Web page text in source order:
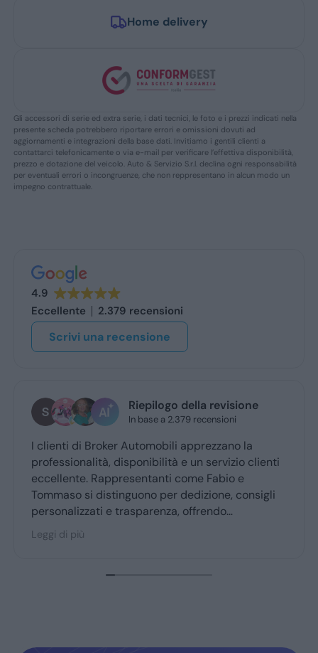
Home delivery
Gli accessori di serie ed extra serie, i dati tecnici, le foto e i prezzi indicati nella
presente scheda potrebbero riportare errori e omissioni dovuti ad
aggiornamenti e integrazioni della base dati. Invitiamo i gentili clienti a
contattarci telefonicamente o via e-mail per verificare l’effettiva disponibilità,
prezzo e dotazione del veicolo. Auto & Servizio S.r.l. declina ogni responsabilità
per eventuali errori o incongruenze, che non reppresentano in alcun modo un
impegno contrattuale.
4.9
Eccellente
2.379 recensioni
Scrivi una recensione
stefano de benedetto
2 giorni fa
Grazie mille a Daniele e luca... gentilissimi e
professionali...grazie👍